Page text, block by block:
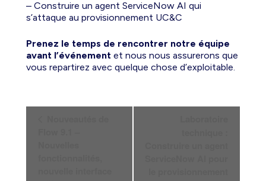
– Construire un agent ServiceNow AI qui
s’attaque au provisionnement UC&C
Prenez le temps de rencontrer notre équipe
avant l’événement et nous nous assurerons que
vous repartirez avec quelque chose d’exploitable.